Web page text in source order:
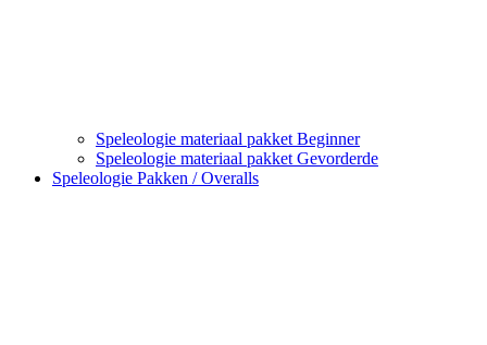
Speleologie materiaal pakket Beginner
Speleologie materiaal pakket Gevorderde
Speleologie Pakken / Overalls